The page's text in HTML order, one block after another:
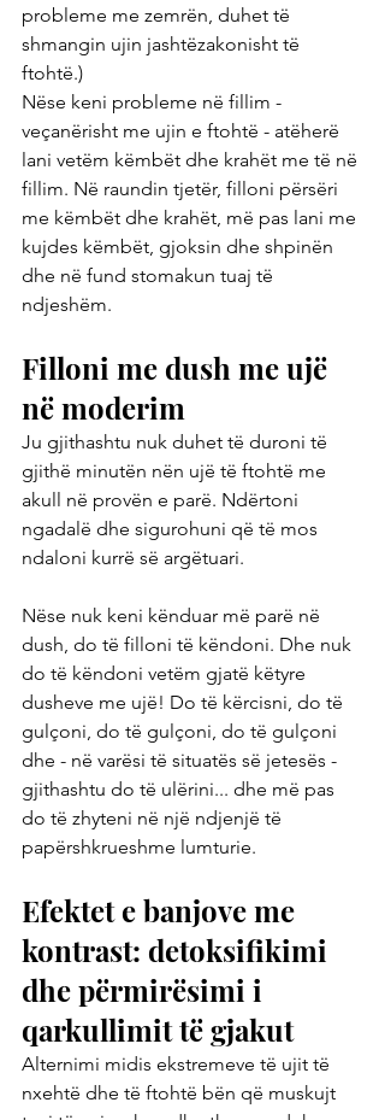
probleme me zemrën, duhet të
shmangin ujin jashtëzakonisht të
ftohtë.)
Nëse keni probleme në fillim -
veçanërisht me ujin e ftohtë - atëherë
lani vetëm këmbët dhe krahët me të në
fillim. Në raundin tjetër, filloni përsëri
me këmbët dhe krahët, më pas lani me
kujdes këmbët, gjoksin dhe shpinën
dhe në fund stomakun tuaj të
ndjeshëm.
Filloni me dush me ujë
në moderim
Ju gjithashtu nuk duhet të duroni të
gjithë minutën nën ujë të ftohtë me
akull në provën e parë. Ndërtoni
ngadalë dhe sigurohuni që të mos
ndaloni kurrë së argëtuari.
Nëse nuk keni kënduar më parë në
dush, do të filloni të këndoni. Dhe nuk
do të këndoni vetëm gjatë këtyre
dusheve me ujë! Do të kërcisni, do të
gulçoni, do të gulçoni, do të gulçoni
dhe - në varësi të situatës së jetesës -
gjithashtu do të ulërini... dhe më pas
do të zhyteni në një ndjenjë të
papërshkrueshme lumturie.
Efektet e banjove me
kontrast: detoksifikimi
dhe përmirësimi i
qarkullimit të gjakut
Alternimi midis ekstremeve të ujit të
nxehtë dhe të ftohtë bën që muskujt